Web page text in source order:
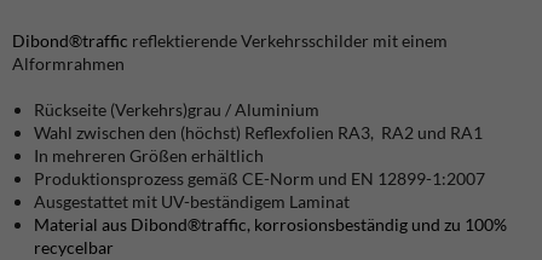
Dibond®traffic reflektierende Verkehrsschilder mit einem
Alformrahmen
Rückseite (Verkehrs)grau / Aluminium
Wahl zwischen den (höchst) Reflexfolien RA3, RA2 und RA1
In mehreren Größen erhältlich
Produktionsprozess gemäß CE-Norm und EN 12899-1:2007
Ausgestattet mit UV-beständigem Laminat
Material aus Dibond®traffic, korrosionsbeständig und zu 100%
recycelbar